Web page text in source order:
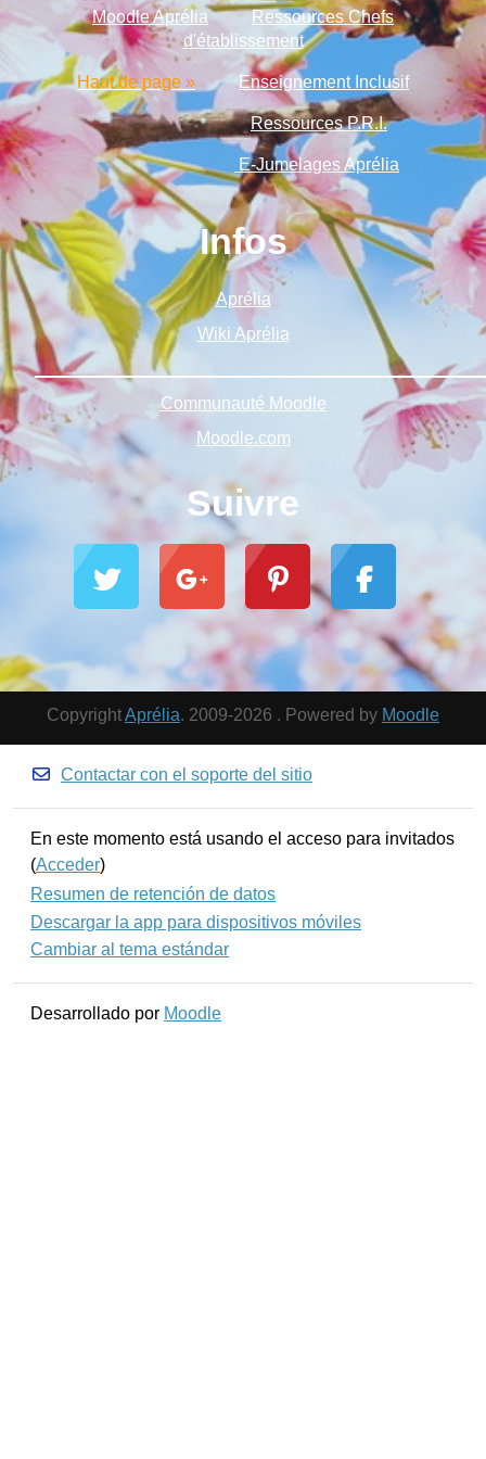
Moodle Aprélia
Ressources Chefs
d'établissement
Haut de page » Enseignement Inclusif
Ressources P.R.I.
E-Jumelages Aprélia
Infos
Aprélia
Wiki Aprélia
Communauté Moodle
Moodle.com
Suivre
CopyrightAprélia. 2009-2026 . Powered by Moodle
Contactar con el soporte del sitio
En este momento está usando el acceso para invitados
(Acceder)
Resumen de retención de datos
Descargar la app para dispositivos móviles
Cambiar al tema estándar
Desarrollado por Moodle